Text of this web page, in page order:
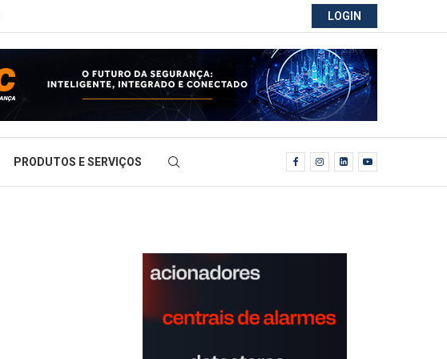
LOGIN
PRODUTOS E SERVIÇOS